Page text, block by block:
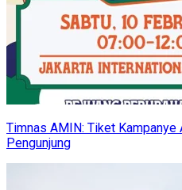
Timnas AMIN: Tiket
Pengunjung